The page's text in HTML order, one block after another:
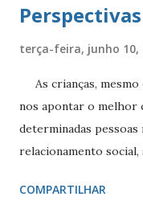
Perspectivas
terça-feira, junho 10,
As crianças, mesmo
nos apontar o melhor
determinadas pessoas
relacionamento
graves, os quais elas
COMPARTILHAR